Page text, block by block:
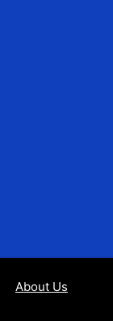
About Us